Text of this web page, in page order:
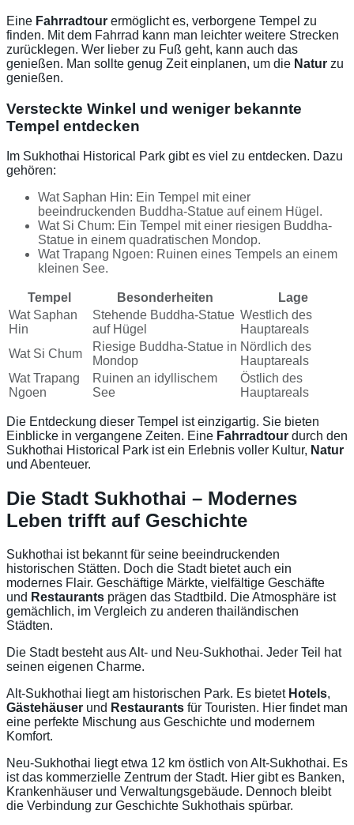
Eine Fahrradtour ermöglicht es, verborgene Tempel zu
finden. Mit dem Fahrrad kann man leichter weitere Strecken
zurücklegen. Wer lieber zu Fuß geht, kann auch das
genießen. Man sollte genug Zeit einplanen, um die Natur zu
genießen.
Versteckte Winkel und weniger bekannte
Tempel entdecken
Im Sukhothai Historical Park gibt es viel zu entdecken. Dazu
gehören:
Wat Saphan Hin: Ein Tempel mit einer
beeindruckenden Buddha-Statue auf einem Hügel.
Wat Si Chum: Ein Tempel mit einer riesigen Buddha-
Statue in einem quadratischen Mondop.
Wat Trapang Ngoen: Ruinen eines Tempels an einem
kleinen See.
Tempel Besonderheiten
Lage
Wat Saphan
Hin
Stehende Buddha-Statue
auf Hügel
Westlich des
Hauptareals
Wat Si Chum
Riesige Buddha-Statue in
Mondop
Nördlich des
Hauptareals
Wat Trapang
Ngoen
Ruinen an idyllischem
See
Östlich des
Hauptareals
Die Entdeckung dieser Tempel ist einzigartig. Sie bieten
Einblicke in vergangene Zeiten. Eine Fahrradtour durch den
Sukhothai Historical Park ist ein Erlebnis voller Kultur, Natur
und Abenteuer.
Die Stadt Sukhothai – Modernes
Leben trifft auf Geschichte
Sukhothai ist bekannt für seine beeindruckenden
historischen Stätten. Doch die Stadt bietet auch ein
modernes Flair. Geschäftige Märkte, vielfältige Geschäfte
und Restaurants prägen das Stadtbild. Die Atmosphäre ist
gemächlich, im Vergleich zu anderen thailändischen
Städten.
Die Stadt besteht aus Alt- und Neu-Sukhothai. Jeder Teil hat
seinen eigenen Charme.
Alt-Sukhothai liegt am historischen Park. Es bietet Hotels,
Gästehäuser und Restaurants für Touristen. Hier findet man
eine perfekte Mischung aus Geschichte und modernem
Komfort.
Neu-Sukhothai liegt etwa 12 km östlich von Alt-Sukhothai. Es
ist das kommerzielle Zentrum der Stadt. Hier gibt es Banken,
Krankenhäuser und Verwaltungsgebäude. Dennoch bleibt
die Verbindung zur Geschichte Sukhothais spürbar.